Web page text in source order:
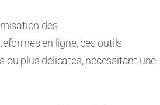
des
en ligne, ces outils
ou plus délicates, nécessitant une